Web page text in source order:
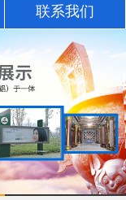
联系我们